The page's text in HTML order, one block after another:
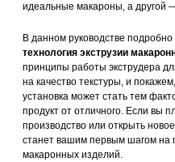
идеальные макароны, а другой
В данном руководстве
технология экструзии
принципы работы экструдера
на качество текстуры, и
установка может стать тем
продукт от отличного. Если вы
производство или открыть
станет вашим первым шагом на
макаронных изделий.